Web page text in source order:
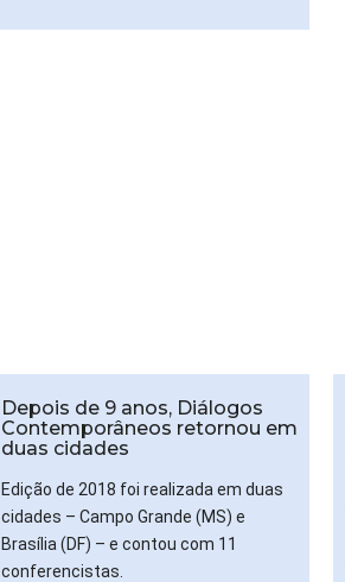
Depois de 9 anos, Diálogos
Contemporâneos retornou em
duas cidades
Edição de 2018 foi realizada em duas
cidades – Campo Grande (MS) e
Brasília (DF) – e contou com 11
conferencistas.